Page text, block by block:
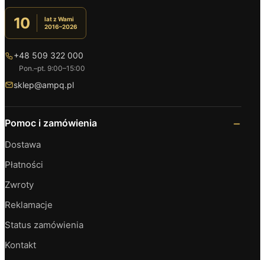
10
lat z Wami
2016–2026
+48 509 322 000
Pon.–pt. 9:00–15:00
sklep@ampq.pl
Pomoc i zamówienia
Dostawa
Płatności
Zwroty
Reklamacje
Status zamówienia
Kontakt